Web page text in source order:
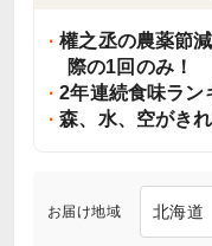
權之丞の農薬節
際の1回のみ！
2年連続食味ラン
森、水、空がき
お届け地域